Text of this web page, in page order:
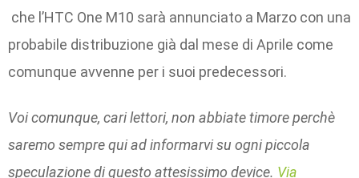
che l’HTC One M10 sarà annunciato a Marzo con una
probabile distribuzione già dal mese di Aprile come
comunque avvenne per i suoi predecessori.
Voi comunque, cari lettori, non abbiate timore perchè
saremo sempre qui ad informarvi su ogni piccola
speculazione di questo attesissimo device. Via